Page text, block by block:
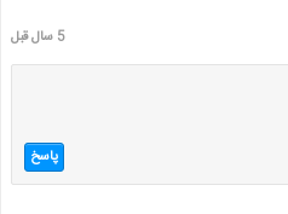
5 سال قبل
پاسخ